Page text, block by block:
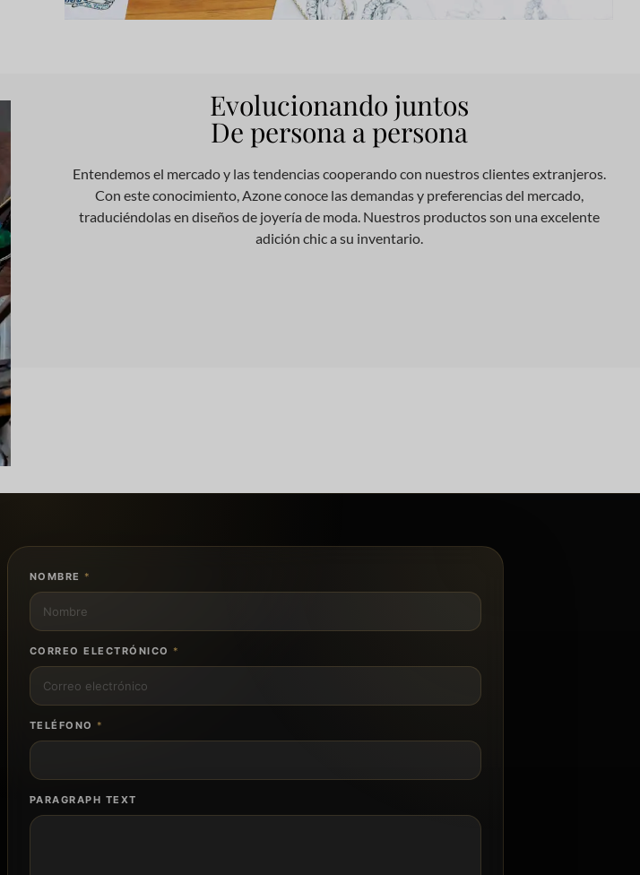
Evolucionando juntos
De persona a persona
Entendemos el mercado y las tendencias cooperando con nuestros clientes extranjeros.
Con este conocimiento, Azone conoce las demandas y preferencias del mercado,
traduciéndolas en diseños de joyería de moda. Nuestros productos son una excelente
adición chic a su inventario.
NOMBRE *
CORREO ELECTRÓNICO *
TELÉFONO *
PARAGRAPH TEXT